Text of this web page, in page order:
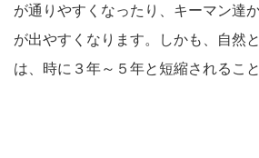
が通りやすくなったり、キーマン達
が出やすくなります。しかも、自然
は、時に３年～５年と短縮されるこ